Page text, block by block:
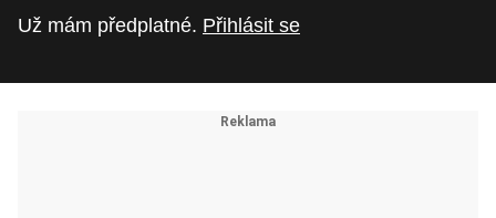
Už mám předplatné. Přihlásit se